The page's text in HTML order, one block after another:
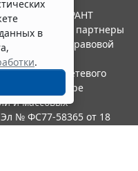
в
.
Система ГАРАНТ
"Гарант" и ее партнеры
ассоциации правовой
в качестве сетевого
надзору в сфере
и массовых
№ ФС77-58365 от 18